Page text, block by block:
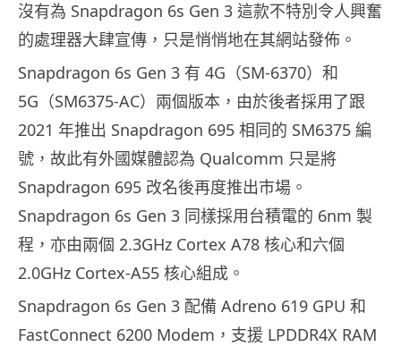
沒有為 Snapdragon 6s Gen 3 這款不特別令人興奮
的處理器大肆宣傳，只是悄悄地在其網站發佈。
Snapdragon 6s Gen 3 有 4G（SM-6370）和
5G（SM6375-AC）兩個版本，由於後者採用了跟
2021 年推出 Snapdragon 695 相同的 SM6375 編
號，故此有外國媒體認為 Qualcomm 只是將
Snapdragon 695 改名後再度推出市場。
Snapdragon 6s Gen 3 同樣採用台積電的 6nm 製
程，亦由兩個 2.3GHz Cortex A78 核心和六個
2.0GHz Cortex-A55 核心組成。
Snapdragon 6s Gen 3 配備 Adreno 619 GPU 和
FastConnect 6200 Modem，支援 LPDDR4X RAM